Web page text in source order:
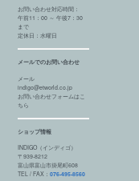
お問い合わせ対応時間：
午前11：00 ～ 午後7：30
まで
定休日：水曜日
メールでのお問い合わせ
メール
indigo@etworld.co.jp
お問い合わせフォームはこ
ちら
ショップ情報
INDIGO（インディゴ）
〒939-8212
富山県富山市掛尾町608
TEL / FAX：076-495-8560